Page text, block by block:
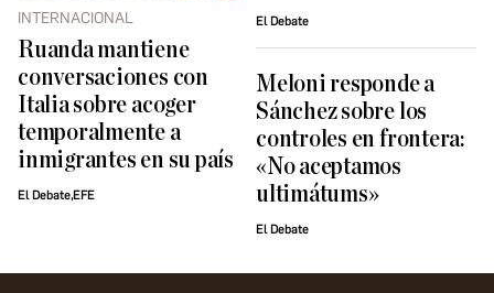
INTERNACIONAL
Ruanda mantiene
conversaciones con
Italia sobre acoger
temporalmente a
inmigrantes en su país
El Debate,EFE
El Debate
Meloni responde a
Sánchez sobre los
controles en frontera:
«No aceptamos
ultimátums»
El Debate